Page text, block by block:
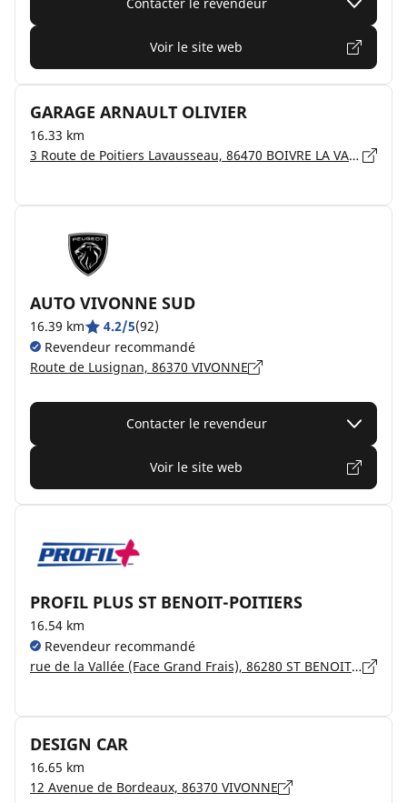
Voir le site web
GARAGE ARNAULT OLIVIER
16.33 km
3 Route de Poitiers Lavausseau, 86470 BOIVRE LA VALLEE
AUTO VIVONNE SUD
16.39 km 4.2/5(92)
Revendeur recommandé
Route de Lusignan, 86370 VIVONNE
Contacter le revendeur
Voir le site web
PROFIL PLUS ST BENOIT-POITIERS
16.54 km
Revendeur recommandé
rue de la Vallée (Face Grand Frais), 86280 ST BENOIT POITIERS
DESIGN CAR
16.65 km
12 Avenue de Bordeaux, 86370 VIVONNE